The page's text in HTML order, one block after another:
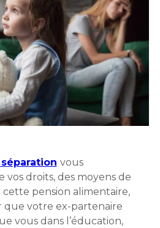
vous
droits, des moyens de
pension alimentaire,
que votre ex-partenaire
vous dans l’éducation,